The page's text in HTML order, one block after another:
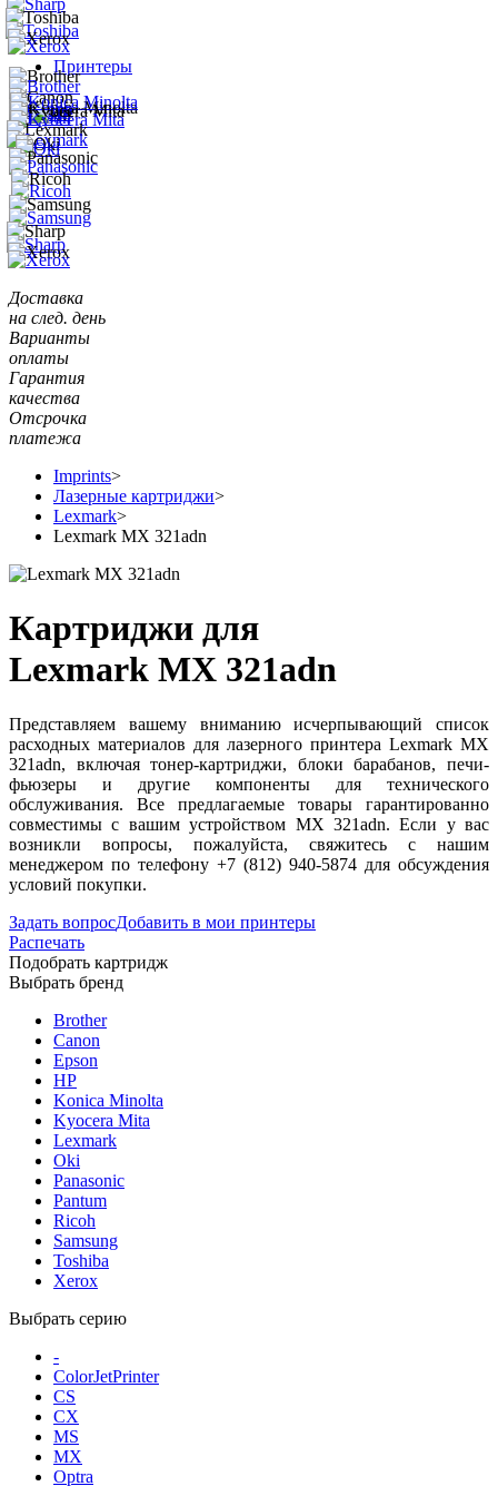
Принтеры
Доставка
на след. день
Варианты
оплаты
Гарантия
качества
Отсрочка
платежа
Imprints>
Лазерные картриджи>
Lexmark>
Lexmark MX 321adn
Картриджи для
Lexmark MX 321adn
Представляем вашему вниманию исчерпывающий список
расходных материалов для лазерного принтера Lexmark MX
321adn, включая тонер-картриджи, блоки барабанов, печи-
фьюзеры и другие компоненты для технического
обслуживания. Все предлагаемые товары гарантированно
совместимы с вашим устройством MX 321adn. Если у вас
возникли вопросы, пожалуйста, свяжитесь с нашим
менеджером по телефону +7 (812) 940-5874 для обсуждения
условий покупки.
Задать вопросДобавить в мои принтеры
Распечать
Подобрать картридж
Выбрать бренд
Brother
Canon
Epson
HP
Konica Minolta
Kyocera Mita
Lexmark
Oki
Panasonic
Pantum
Ricoh
Samsung
Toshiba
Xerox
Выбрать серию
-
ColorJetPrinter
CS
CX
MS
MX
Optra